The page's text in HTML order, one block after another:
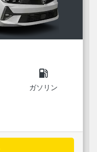
local_gas_station
ガソリン